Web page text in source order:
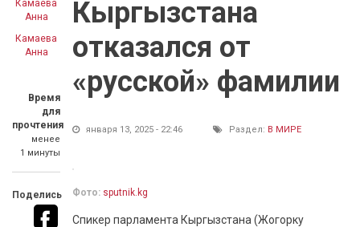
Камаева
Анна
Время
для
прочтения
менее
1 минуты
Поделись
Кыргызстана
отказался от
«русской» фамилии
января 13, 2025 - 22:46 Раздел: В МИРЕ
Фото: sputnik.kg
Спикер парламента Кыргызстана (Жогорку